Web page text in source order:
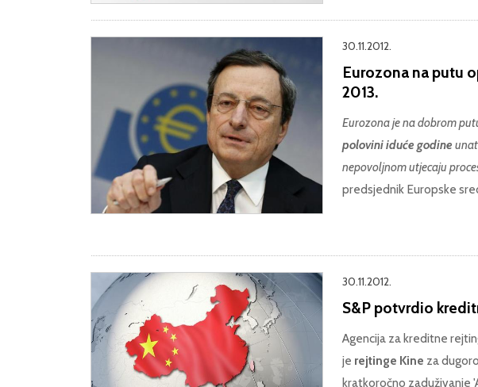
30.11.2012.
Eurozona na putu
2013.
Eurozona je na dobrom
polovini iduće godine
nepovoljnom utjecaju
predsjednik Europske
30.11.2012.
S&P potvrdio
Agencija za kreditne
je rejtinge Kine za
kratkoročno zaduživanje